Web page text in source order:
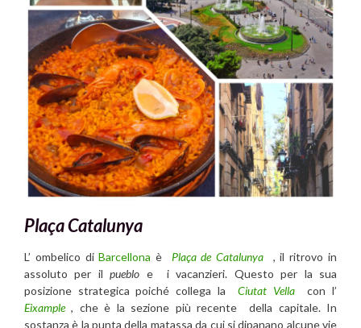
Plaça Catalunya
L’ ombelico diBarcellona è Plaça de Catalunya
, il ritrovo in
assoluto per ilpueblo e i vacanzieri. Questo per la sua
posizione strategica poiché collega laCiutat Vella
con l’
Eixample, che è la sezione più recente della capitale. In
sostanza è la punta della matassa da cui si dipanano alcune vie